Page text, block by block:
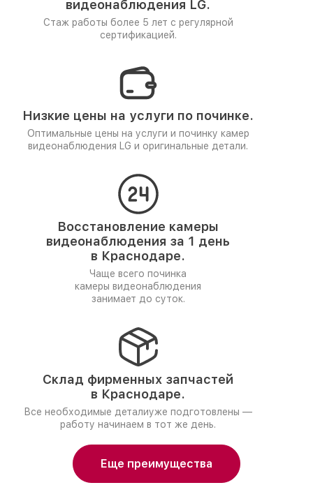
видеонаблюдения LG.
Стаж работы более 5 лет с регулярной
сертификацией.
Низкие цены на услуги по починке.
Оптимальные цены на услуги и починку камер
видеонаблюдения LG и оригинальные детали.
Восстановление камеры
видеонаблюдения за 1 день
в Краснодаре.
Чаще всего починка
камеры видеонаблюдения
занимает до суток.
Склад фирменных запчастей
в Краснодаре.
Все необходимые деталиуже подготовлены —
работу начинаем в тот же день.
Еще преимущества